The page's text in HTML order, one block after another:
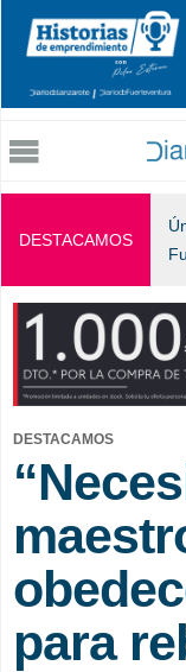
DESTACAMOS
DESTACAMOS
para